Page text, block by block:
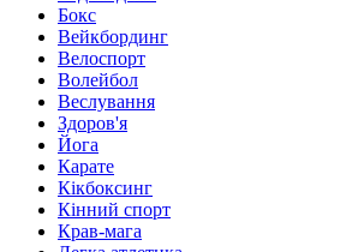
Бокс
Вейкбординг
Велоспорт
Волейбол
Веслування
Здоров'я
Йога
Карате
Кікбоксинг
Кінний спорт
Крав-мага